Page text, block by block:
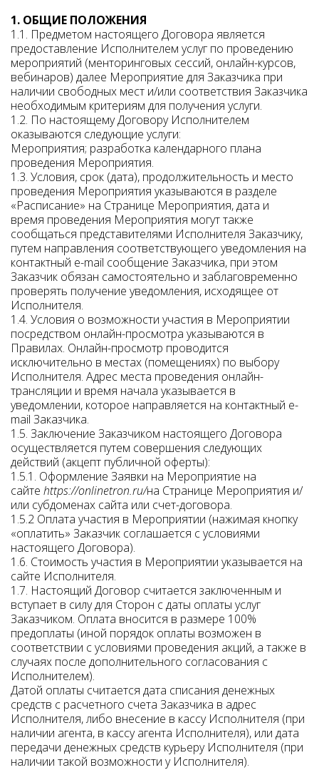
1. ОБЩИЕ ПОЛОЖЕНИЯ
1.1. Предметом настоящего Договора является
предоставление Исполнителем услуг по проведению
мероприятий (менторинговых сессий, онлайн-курсов,
вебинаров) далее Мероприятие для Заказчика при
наличии свободных мест и/или соответствия Заказчика
необходимым критериям для получения услуги.
1.2. По настоящему Договору Исполнителем
оказываются следующие услуги:
Мероприятия; разработка календарного плана
проведения Мероприятия.
1.3. Условия, срок (дата), продолжительность и место
проведения Мероприятия указываются в разделе
«Расписание» на Странице Мероприятия, дата и
время проведения Мероприятия могут также
сообщаться представителями Исполнителя Заказчику,
путем направления соответствующего уведомления на
контактный e-mail сообщение Заказчика, при этом
Заказчик обязан самостоятельно и заблаговременно
проверять получение уведомления, исходящее от
Исполнителя.
1.4. Условия о возможности участия в Мероприятии
посредством онлайн-просмотра указываются в
Правилах. Онлайн-просмотр проводится
исключительно в местах (помещениях) по выбору
Исполнителя. Адрес места проведения онлайн-
трансляции и время начала указывается в
уведомлении, которое направляется на контактный e-
mail Заказчика.
1.5. Заключение Заказчиком настоящего Договора
осуществляется путем совершения следующих
действий (акцепт публичной оферты):
1.5.1. Оформление Заявки на Мероприятие на
сайте https://onlinetron.ru/на Странице Мероприятия и/
или субдоменах сайта или счет-договора.
1.5.2 Оплата участия в Мероприятии (нажимая кнопку
«оплатить» Заказчик соглашается с условиями
настоящего Договора).
1.6. Стоимость участия в Мероприятии указывается на
сайте Исполнителя.
1.7. Настоящий Договор считается заключенным и
вступает в силу для Сторон с даты оплаты услуг
Заказчиком. Оплата вносится в размере 100%
предоплаты (иной порядок оплаты возможен в
соответствии с условиями проведения акций, а также в
случаях после дополнительного согласования с
Исполнителем).
Датой оплаты считается дата списания денежных
средств с расчетного счета Заказчика в адрес
Исполнителя, либо внесение в кассу Исполнителя (при
наличии агента, в кассу агента Исполнителя), или дата
передачи денежных средств курьеру Исполнителя (при
наличии такой возможности у Исполнителя).